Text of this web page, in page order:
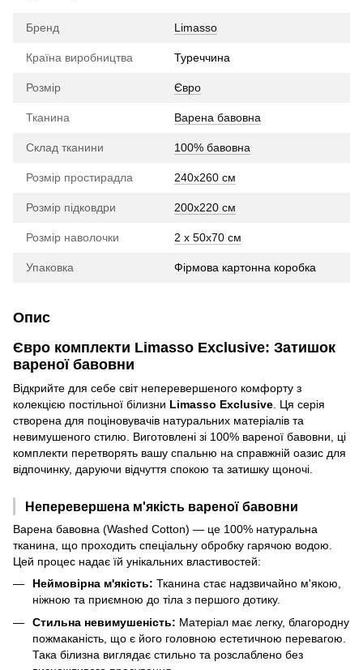
Бренд Limasso
Країна виробництва Туреччина
Розмір Євро
Тканина Варена бавовна
Склад тканини 100% бавовна
Розмір простирадла 240х260 см
Розмір підковдри 200х220 см
Розмір наволочки 2 x 50х70 см
Упаковка Фірмова картонна коробка
Опис
Євро комплекти Limasso Exclusive: Затишок
вареної бавовни
Відкрийте для себе світ неперевершеного комфорту з
колекцією постільної білизни Limasso Exclusive . Ця серія
створена для поціновувачів натуральних матеріалів та
невимушеного стилю. Виготовлені зі 100% вареної бавовни, ці
комплекти перетворять вашу спальню на справжній оазис для
відпочинку, даруючи відчуття спокою та затишку щоночі.
Неперевершена м'якість вареної бавовни
Варена бавовна (Washed Cotton) — це 100% натуральна
тканина, що проходить спеціальну обробку гарячою водою.
Цей процес надає їй унікальних властивостей:
Неймовірна м'якість: Тканина стає надзвичайно м'якою,
ніжною та приємною до тіла з першого дотику.
Стильна невимушеність: Матеріал має легку, благородну
пожмаканість, що є його головною естетичною перевагою.
Така білизна виглядає стильно та розслаблено без